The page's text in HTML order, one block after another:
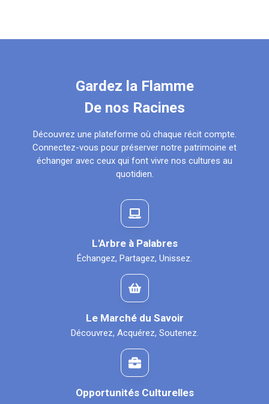
Gardez la Flamme
De nos Racines
Découvrez une plateforme où chaque récit compte.
Connectez-vous pour préserver notre patrimoine et
échanger avec ceux qui font vivre nos cultures au
quotidien.
L'Arbre à Palabres
Échangez, Partagez, Unissez.
Le Marché du Savoir
Découvrez, Acquérez, Soutenez.
Opportunités Culturelles